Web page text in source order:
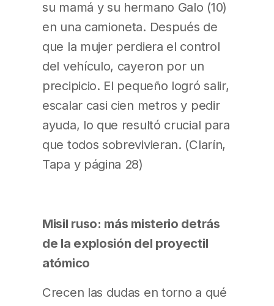
su mamá y su hermano Galo (10)
en una camioneta. Después de
que la mujer perdiera el control
del vehículo, cayeron por un
precipicio. El pequeño logró salir,
escalar casi cien metros y pedir
ayuda, lo que resultó crucial para
que todos sobrevivieran. (Clarín,
Tapa y página 28)
Misil ruso: más misterio detrás
de la explosión del proyectil
atómico
Crecen las dudas en torno a qué